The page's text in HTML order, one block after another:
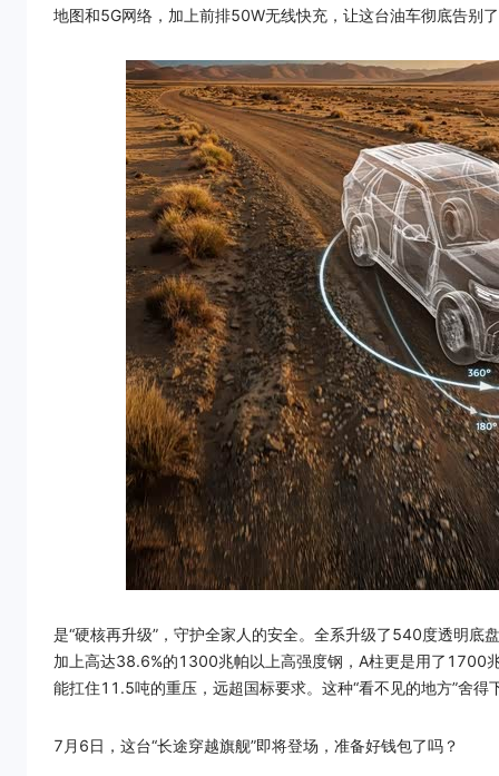
地图和5G网络，加上前排50W无线快充，让这台油车彻底告别
是“硬核再升级”，守护全家人的安全。全系升级了540度透明底
加上高达38.6%的1300兆帕以上高强度钢，A柱更是用了1700
能扛住11.5吨的重压，远超国标要求。这种“看不见的地方”舍得
7月6日，这台“长途穿越旗舰”即将登场，准备好钱包了吗？